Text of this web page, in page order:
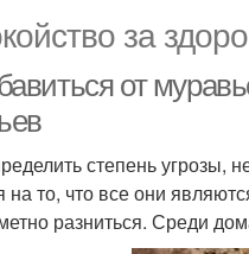
за
от
степень угрозы,
на то, что все они
разниться. Среди